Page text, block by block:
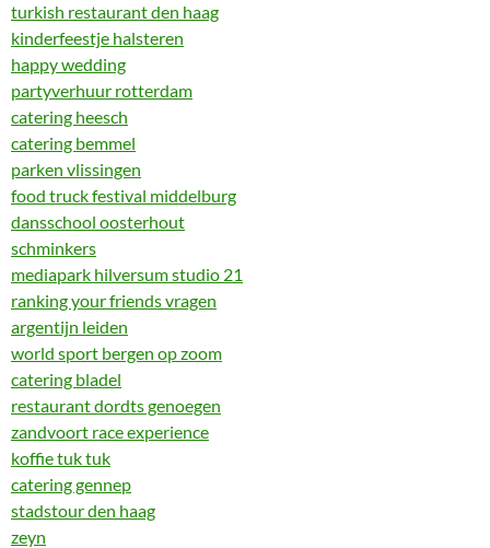
turkish restaurant den haag
kinderfeestje halsteren
happy wedding
partyverhuur rotterdam
catering heesch
catering bemmel
parken vlissingen
food truck festival middelburg
dansschool oosterhout
schminkers
mediapark hilversum studio 21
ranking your friends vragen
argentijn leiden
world sport bergen op zoom
catering bladel
restaurant dordts genoegen
zandvoort race experience
koffie tuk tuk
catering gennep
stadstour den haag
zeyn